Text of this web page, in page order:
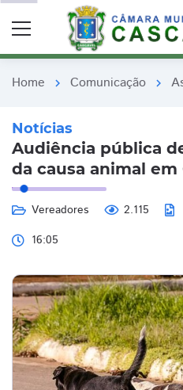
Home chevron_right Comunicação chevron_right
Notícias
​Audiência pública
da causa animal em
Vereadores 2.115
16:05